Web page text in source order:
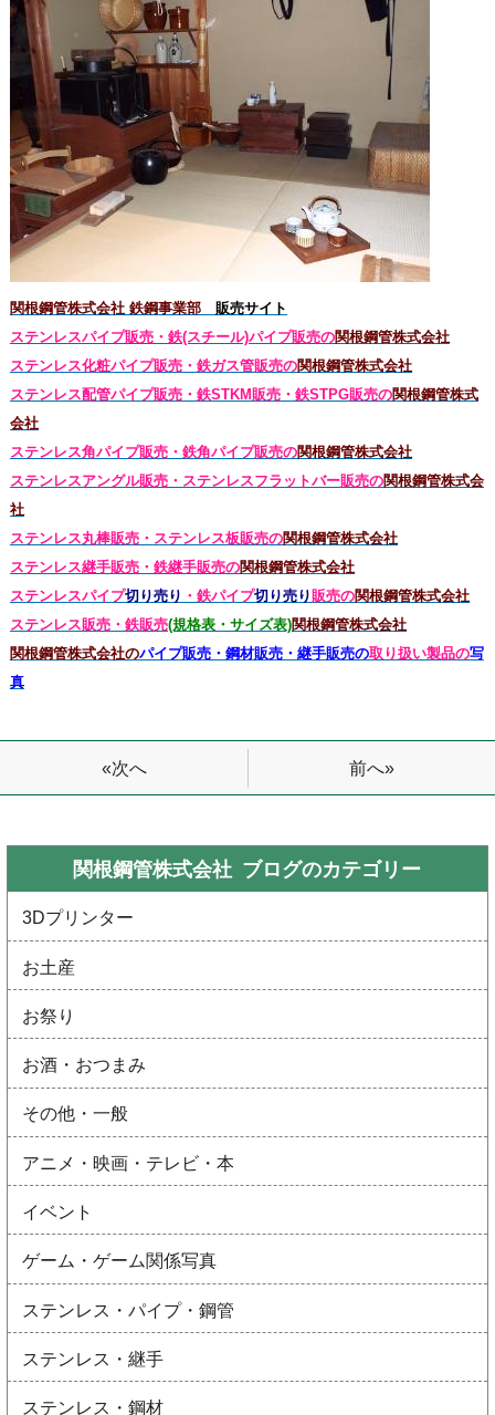
関根鋼管株式会社 鉄鋼事業部 販売サイト
ステンレスパイプ販売・鉄(スチール)パイプ販売の関根鋼管株式会社
ステンレス化粧パイプ販売・鉄ガス管販売の関根鋼管株式会社
ステンレス配管パイプ販売・鉄STKM販売・鉄STPG販売の関根鋼管株式
会社
ステンレス角パイプ販売・鉄角パイプ販売の関根鋼管株式会社
ステンレスアングル販売・ ステンレスフラットバー販売の関根鋼管株式会
社
ステンレス丸棒販売・ ステンレス板販売の関根鋼管株式会社
ステンレス継手販売・鉄継手販売の関根鋼管株式会社
ステンレスパイプ切り売り ・鉄パイプ切り売り 販売の関根鋼管株式会社
ステンレス販売・鉄販売(規格表・サイズ表)関根鋼管株式会社
関根鋼管株式会社のパイプ販売・鋼材販売・継手販売の取り扱い製品の写
真
«次へ 前へ»
関根鋼管株式会社 ブログのカテゴリー
3Dプリンター
お土産
お祭り
お酒・おつまみ
その他・一般
アニメ・映画・テレビ・本
イベント
ゲーム・ゲーム関係写真
ステンレス・パイプ・鋼管
ステンレス・継手
ステンレス・鋼材